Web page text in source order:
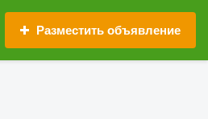
Разместить объявление